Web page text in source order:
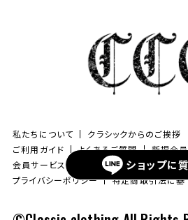
ショップに
私たちについて クラシックからのご挨拶
ご利用ガイド
よくあるご質問
新規会
会員サービスについて
ブログ
お問い
プライバシーポリシー
特定商取引法に基